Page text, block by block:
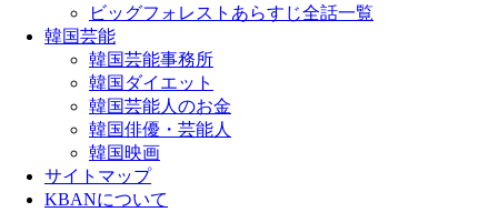
ビッグフォレストあらすじ全話一覧
韓国芸能
韓国芸能事務所
韓国ダイエット
韓国芸能人のお金
韓国俳優・芸能人
韓国映画
サイトマップ
KBANについて